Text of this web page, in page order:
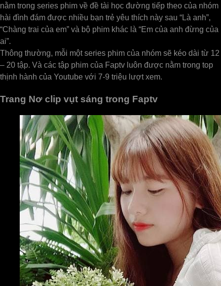
nằm trong series phim về đề tài học đường tiếp theo của nhóm
hài đình đám được nhiều bạn trẻ yêu thích này sau “Là anh”,
“Chàng trai của em” và bộ phim khác là “Em của anh đừng của
ai”.
Thông thường, mỗi một series phim của nhóm sẽ kéo dài từ 12
– 20 tập. Và các tập phim của Faptv luôn được nằm trong top
thịnh hành của Youtube với 7-9 triệu lượt xem.
Trang Nơ clip vụt sáng trong Faptv